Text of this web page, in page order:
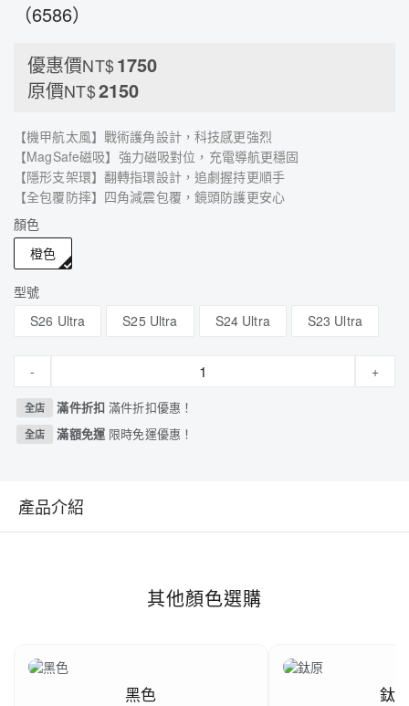
（6586）
優惠價NT$1750
原價NT$2150
【機甲航太風】戰術護角設計，科技感更強烈
【MagSafe磁吸】強力磁吸對位，充電導航更穩固
【隱形支架環】翻轉指環設計，追劇握持更順手
【全包覆防摔】四角減震包覆，鏡頭防護更安心
顏色
橙色
型號
S26 Ultra
S25 Ultra S24 Ultra S23 Ultra
- +
全店 滿件折扣滿件折扣優惠！
全店 滿額免運 限時免運優惠！
產品介紹
其他顏色選購
黑色 鈦